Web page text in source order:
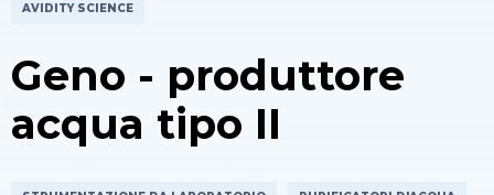
AVIDITY SCIENCE
Geno - produttore
acqua tipo II